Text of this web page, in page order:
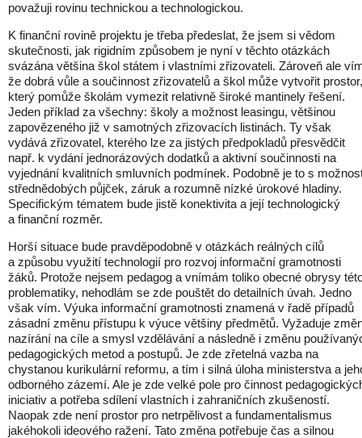
považuji rovinu technickou a technologickou.
K finanční rovině projektu je třeba předeslat, že jsem si vědom
skutečnosti, jak rigidním způsobem je nyní v těchto otázkách
svázána většina škol státem i vlastními zřizovateli. Zároveň ale
že dobrá vůle a součinnost zřizovatelů a škol může vytvořit prostor,
který pomůže školám vymezit relativně široké mantinely řešení.
Jeden příklad za všechny: školy a možnost leasingu, většinou
zapovězeného již v samotných zřizovacích listinách. Ty však
vydává zřizovatel, kterého lze za jistých předpokladů přesvědčit
např. k vydání jednorázových dodatků a aktivní součinnosti na
vyjednání kvalitních smluvních podmínek. Podobně je to s
střednědobých půjček, záruk a rozumně nízké úrokové hladiny.
Specifickým tématem bude jistě konektivita a její technologický
a finanční rozměr.
Horší situace bude pravděpodobně v otázkách reálných cílů
a způsobu využití technologií pro rozvoj informační gramotnosti
žáků. Protože nejsem pedagog a vnímám toliko obecné obrysy
problematiky, nehodlám se zde pouštět do detailních úvah. Jedno
však vím. Výuka informační gramotnosti znamená v řadě případů
zásadní změnu přístupu k výuce většiny předmětů. Vyžaduje
nazírání na cíle a smysl vzdělávání a následně i změnu
pedagogických metod a postupů. Je zde zřetelná vazba na
chystanou kurikulární reformu, a tím i silná úloha ministerstva a
odborného zázemí. Ale je zde velké pole pro činnost
iniciativ a potřeba sdílení vlastních i zahraničních zkušeností.
Naopak zde není prostor pro netrpělivost a fundamentalismus
jakéhokoli ideového ražení. Tato změna potřebuje čas a silnou